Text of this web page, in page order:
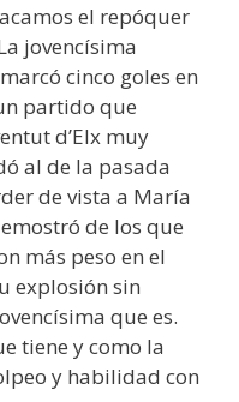
el repóquer
jovencísima
cinco goles en
partido que
d’Elx muy
al de la pasada
de vista a María
de los que
más peso en el
explosión sin
que es.
tiene y como la
y habilidad con